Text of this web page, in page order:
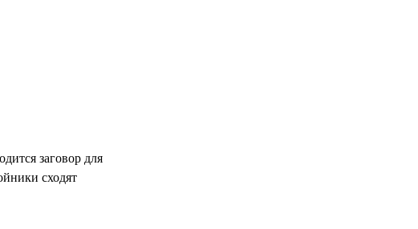
заговор для
сходят